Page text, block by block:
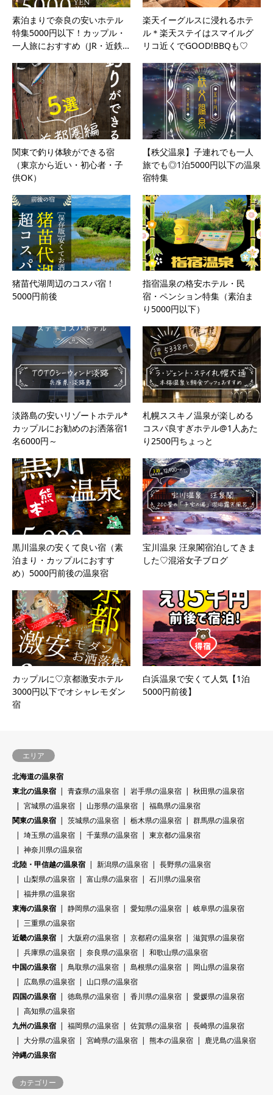
素泊まりで奈良の安いホテル
特集5000円以下！カップル・
一人旅におすすめ（JR・近鉄…
楽天イーグルスに浸れるホテ
ル＊楽天ステイはスマイルグ
リコ近くでGOOD!BBQも♡
関東で釣り体験ができる宿
（東京から近い・初心者・子
供OK）
【秩父温泉】子連れでも一人
旅でも◎1泊5000円以下の温泉
宿特集
猪苗代湖周辺のコスパ宿！
5000円前後
指宿温泉の格安ホテル・民
宿・ペンション特集（素泊ま
り5000円以下）
淡路島の安いリゾートホテル*
カップルにお勧めのお洒落宿1
名6000円～
札幌ススキノ温泉が楽しめる
コスパ良すぎホテル@1人あた
り2500円ちょっと
黒川温泉の安くて良い宿（素
泊まり・カップルにおすす
め）5000円前後の温泉宿
宝川温泉 汪泉閣宿泊してきま
した♡混浴女子ブログ
カップルに♡京都激安ホテル
3000円以下でオシャレモダン
宿
白浜温泉で安くて人気【1泊
5000円前後】
エリア
北海道の温泉宿
東北の温泉宿
青森県の温泉宿 岩手県の温泉宿
秋田県の温泉宿
宮城県の温泉宿
山形県の温泉宿
福島県の温泉宿
関東の温泉宿
茨城県の温泉宿 栃木県の温泉宿
群馬県の温泉宿
埼玉県の温泉宿
千葉県の温泉宿
東京都の温泉宿
神奈川県の温泉宿
北陸・甲信越の温泉宿
新潟県の温泉宿
長野県の温泉宿
山梨県の温泉宿
富山県の温泉宿
石川県の温泉宿
福井県の温泉宿
東海の温泉宿
静岡県の温泉宿 愛知県の温泉宿
岐阜県の温泉宿
三重県の温泉宿
近畿の温泉宿
大阪府の温泉宿 京都府の温泉宿
滋賀県の温泉宿
兵庫県の温泉宿
奈良県の温泉宿
和歌山県の温泉宿
中国の温泉宿
鳥取県の温泉宿 島根県の温泉宿
岡山県の温泉宿
広島県の温泉宿
山口県の温泉宿
四国の温泉宿
徳島県の温泉宿 香川県の温泉宿
愛媛県の温泉宿
高知県の温泉宿
九州の温泉宿
福岡県の温泉宿 佐賀県の温泉宿
長崎県の温泉宿
大分県の温泉宿
宮崎県の温泉宿 熊本の温泉宿
鹿児島の温泉宿
沖縄の温泉宿
カテゴリー